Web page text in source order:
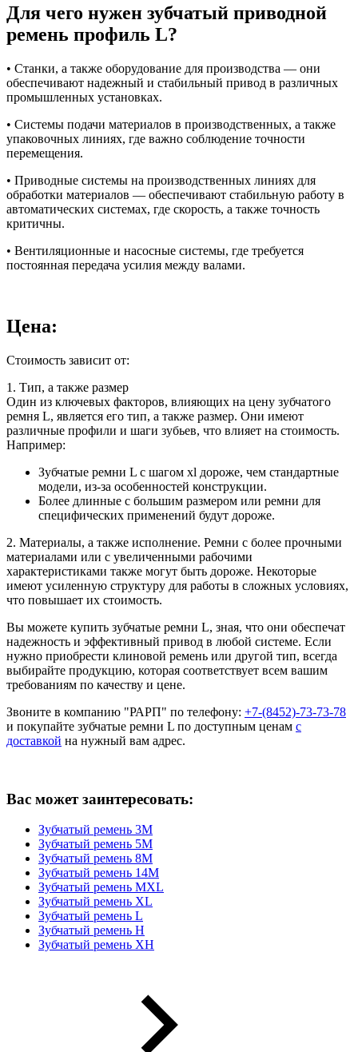
Для чего нужен зубчатый приводной
ремень профиль L?
• Станки, а также оборудование для производства — они
обеспечивают надежный и стабильный привод в различных
промышленных установках.
• Системы подачи материалов в производственных, а также
упаковочных линиях, где важно соблюдение точности
перемещения.
• Приводные системы на производственных линиях для
обработки материалов — обеспечивают стабильную работу в
автоматических системах, где скорость, а также точность
критичны.
• Вентиляционные и насосные системы, где требуется
постоянная передача усилия между валами.
Цена:
Стоимость зависит от:
1. Тип, а также размер
Один из ключевых факторов, влияющих на цену зубчатого
ремня L, является его тип, а также размер. Они имеют
различные профили и шаги зубьев, что влияет на стоимость.
Например:
Зубчатые ремни L с шагом xl дороже, чем стандартные
модели, из-за особенностей конструкции.
Более длинные с большим размером или ремни для
специфических применений будут дороже.
2. Материалы, а также исполнение. Ремни с более прочными
материалами или с увеличенными рабочими
характеристиками также могут быть дороже. Некоторые
имеют усиленную структуру для работы в сложных условиях,
что повышает их стоимость.
Вы можете купить зубчатые ремни L, зная, что они обеспечат
надежность и эффективный привод в любой системе. Если
нужно приобрести клиновой ремень или другой тип, всегда
выбирайте продукцию, которая соответствует всем вашим
требованиям по качеству и цене.
Звоните в компанию "РАРП" по телефону: +7-(8452)-73-73-78
и покупайте зубчатые ремни L по доступным ценам с
доставкой на нужный вам адрес.
Вас может заинтересовать:
Зубчатый ремень 3M
Зубчатый ремень 5M
Зубчатый ремень 8M
Зубчатый ремень 14M
Зубчатый ремень MXL
Зубчатый ремень XL
Зубчатый ремень L
Зубчатый ремень H
Зубчатый ремень XH